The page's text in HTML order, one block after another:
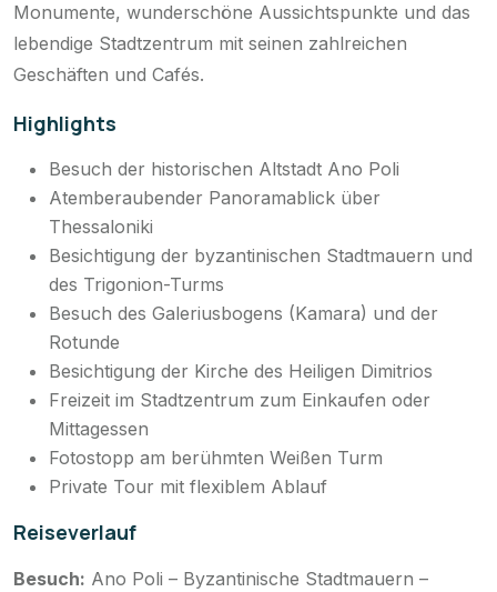
Monumente, wunderschöne Aussichtspunkte und das
lebendige Stadtzentrum mit seinen zahlreichen
Geschäften und Cafés.
Highlights
Besuch der historischen Altstadt Ano Poli
Atemberaubender Panoramablick über
Thessaloniki
Besichtigung der byzantinischen Stadtmauern und
des Trigonion-Turms
Besuch des Galeriusbogens (Kamara) und der
Rotunde
Besichtigung der Kirche des Heiligen Dimitrios
Freizeit im Stadtzentrum zum Einkaufen oder
Mittagessen
Fotostopp am berühmten Weißen Turm
Private Tour mit flexiblem Ablauf
Reiseverlauf
Besuch: Ano Poli – Byzantinische Stadtmauern –